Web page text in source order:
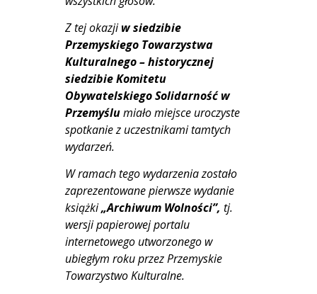
Z tej okazjiw siedzibie
Przemyskiego Towarzystwa
Kulturalnego – historycznej
siedzibie Komitetu
Obywatelskiego Solidarność w
Przemyślumiało miejsce uroczyste
spotkanie z uczestnikami tamtych
wydarzeń.
W ramach tego wydarzenia zostało
zaprezentowane pierwsze wydanie
książki„Archiwum Wolności”, tj.
wersji papierowej portalu
internetowego utworzonego w
ubiegłym roku przez Przemyskie
Towarzystwo Kulturalne.